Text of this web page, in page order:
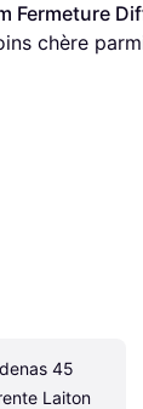
Fermeture
chère
45
Laiton